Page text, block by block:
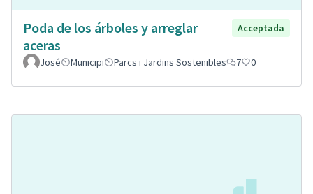
Poda de los árboles y arreglar
aceras
Acceptada
José Municipi Parcs i Jardins Sostenibles 7 0